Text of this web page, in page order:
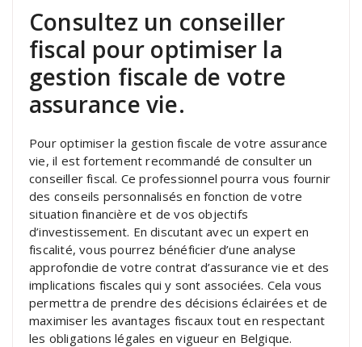
Consultez un conseiller
fiscal pour optimiser la
gestion fiscale de votre
assurance vie.
Pour optimiser la gestion fiscale de votre assurance
vie, il est fortement recommandé de consulter un
conseiller fiscal. Ce professionnel pourra vous fournir
des conseils personnalisés en fonction de votre
situation financière et de vos objectifs
d’investissement. En discutant avec un expert en
fiscalité, vous pourrez bénéficier d’une analyse
approfondie de votre contrat d’assurance vie et des
implications fiscales qui y sont associées. Cela vous
permettra de prendre des décisions éclairées et de
maximiser les avantages fiscaux tout en respectant
les obligations légales en vigueur en Belgique.